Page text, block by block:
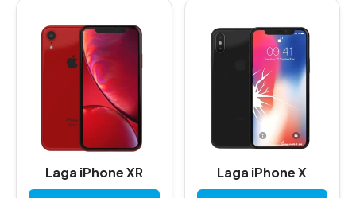
Laga iPhone XR Laga iPhone X